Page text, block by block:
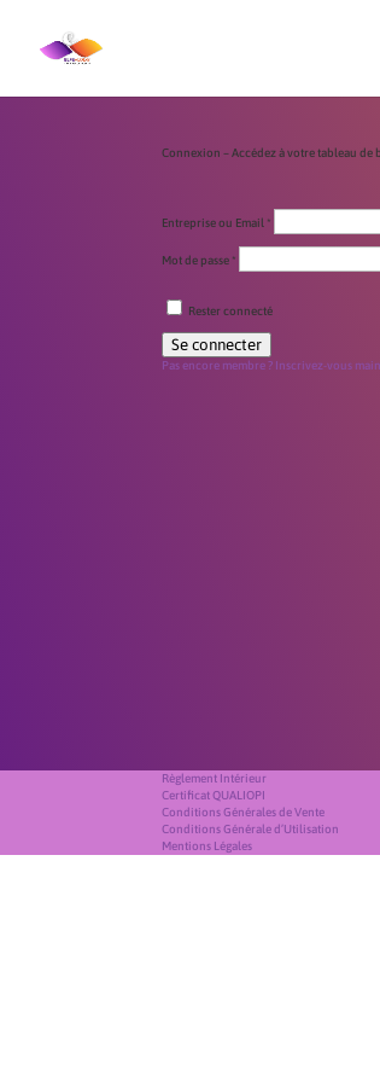
Connexion – Accédez à votre tableau de
Entreprise ou Email *
Mot de passe *
Rester connecté
Se connecter
Pas encore membre ? Inscrivez-vous
Règlement Intérieur
Certificat QUALIOPI
Conditions Générales de Vente
Conditions Générale d’Utilisation
Mentions Légales